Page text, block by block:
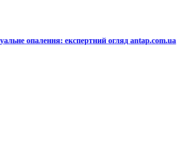
опалення: експертний огляд antap.com.ua